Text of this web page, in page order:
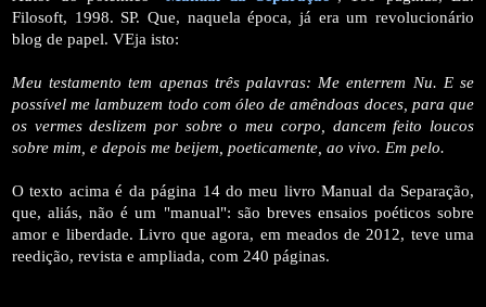
Filosoft, 1998. SP. Que, naquela época, já era um revolucionário
blog de papel. VEja isto:
Meu testamento tem apenas três palavras: Me enterrem Nu. E se
possível me lambuzem todo com óleo de amêndoas doces, para que
os vermes deslizem por sobre o meu corpo, dancem feito loucos
sobre mim, e depois me beijem, poeticamente, ao vivo. Em pelo.
O texto acima é da página 14 do meu livro Manual da Separação,
que, aliás, não é um "manual": são breves ensaios poéticos sobre
amor e liberdade. Livro que agora, em meados de 2012, teve uma
reedição, revista e ampliada, com 240 páginas.